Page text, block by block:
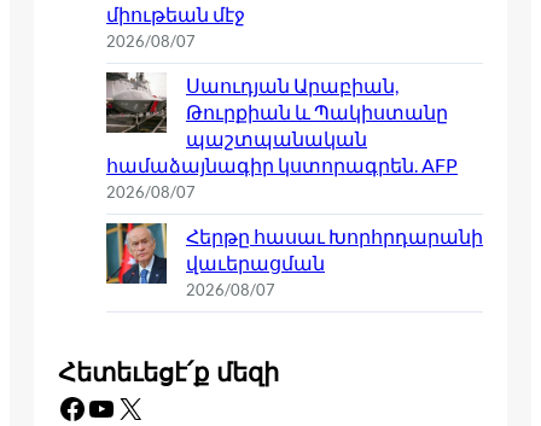
միութեան մէջ
2026/08/07
Սաուդյան Արաբիան,
Թուրքիան և Պակիստանը
պաշտպանական
համաձայնագիր կստորագրեն. AFP
2026/08/07
Հերթը հասաւ Խորհրդարանի
վաւերացման
2026/08/07
Հետեւեցէ՛ք մեզի
Facebook YouTube X